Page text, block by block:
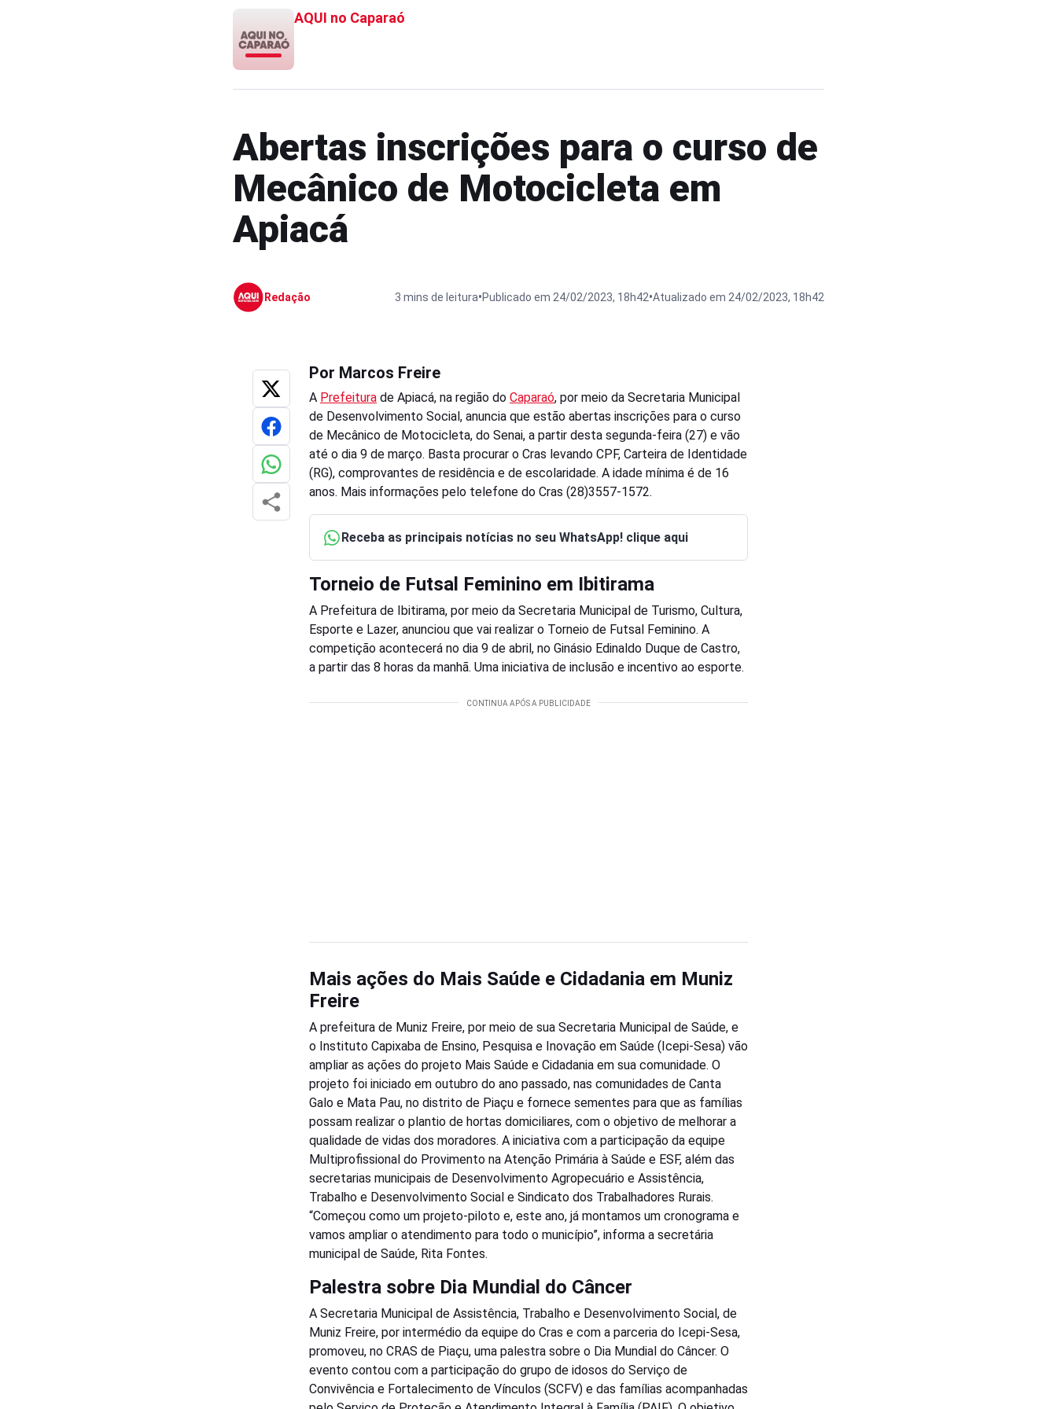
AQUI no Caparaó
Abertas inscrições para o curso de
Mecânico de Motocicleta em
Apiacá
Redação 3 mins de leitura•Publicado em 24/02/2023, 18h42•Atualizado em 24/02/2023, 18h42
Por Marcos Freire
A Prefeitura de Apiacá, na região do Caparaó, por meio da Secretaria Municipal
de Desenvolvimento Social, anuncia que estão abertas inscrições para o curso
de Mecânico de Motocicleta, do Senai, a partir desta segunda-feira (27) e vão
até o dia 9 de março. Basta procurar o Cras levando CPF, Carteira de Identidade
(RG), comprovantes de residência e de escolaridade. A idade mínima é de 16
anos. Mais informações pelo telefone do Cras (28)3557-1572.
Receba as principais notícias no seu WhatsApp! clique aqui
Torneio de Futsal Feminino em Ibitirama
A Prefeitura de Ibitirama, por meio da Secretaria Municipal de Turismo, Cultura,
Esporte e Lazer, anunciou que vai realizar o Torneio de Futsal Feminino. A
competição acontecerá no dia 9 de abril, no Ginásio Edinaldo Duque de Castro,
a partir das 8 horas da manhã. Uma iniciativa de inclusão e incentivo ao esporte.
Mais ações do Mais Saúde e Cidadania em Muniz
Freire
A prefeitura de Muniz Freire, por meio de sua Secretaria Municipal de Saúde, e
o Instituto Capixaba de Ensino, Pesquisa e Inovação em Saúde (Icepi-Sesa) vão
ampliar as ações do projeto Mais Saúde e Cidadania em sua comunidade. O
projeto foi iniciado em outubro do ano passado, nas comunidades de Canta
Galo e Mata Pau, no distrito de Piaçu e fornece sementes para que as famílias
possam realizar o plantio de hortas domiciliares, com o objetivo de melhorar a
qualidade de vidas dos moradores. A iniciativa com a participação da equipe
Multiprofissional do Provimento na Atenção Primária à Saúde e ESF, além das
secretarias municipais de Desenvolvimento Agropecuário e Assistência,
Trabalho e Desenvolvimento Social e Sindicato dos Trabalhadores Rurais.
“Começou como um projeto-piloto e, este ano, já montamos um cronograma e
vamos ampliar o atendimento para todo o município”, informa a secretária
municipal de Saúde, Rita Fontes.
Palestra sobre Dia Mundial do Câncer
A Secretaria Municipal de Assistência, Trabalho e Desenvolvimento Social, de
Muniz Freire, por intermédio da equipe do Cras e com a parceria do Icepi-Sesa,
promoveu, no CRAS de Piaçu, uma palestra sobre o Dia Mundial do Câncer. O
evento contou com a participação do grupo de idosos do Serviço de
Convivência e Fortalecimento de Vínculos (SCFV) e das famílias acompanhadas